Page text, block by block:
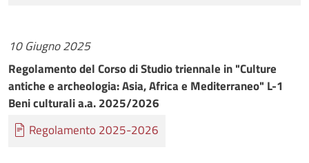
10 Giugno 2025
Regolamento del Corso di Studio triennale in "Culture
antiche e archeologia: Asia, Africa e Mediterraneo" L-1
Beni culturali a.a. 2025/2026
Documento
Regolamento 2025-2026